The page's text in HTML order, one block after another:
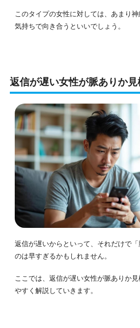
このタイプの女性に対しては、あまり
気持ちで向き合うといいでしょう。
返信が遅い女性が脈ありか
返信が遅いからといって、それだけで
のは早すぎるかもしれません。
ここでは、返信が遅い女性が脈ありか
やすく解説していきます。